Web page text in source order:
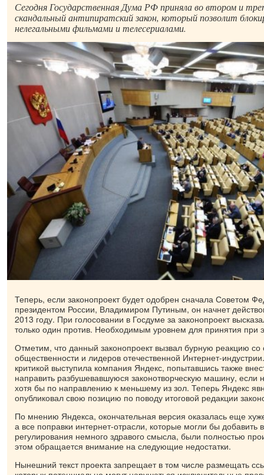
Сегодня Государственная Дума РФ приняла во втором и
скандальный антипиратский закон, который позволит
нелегальными фильмами и телесериалами.
Теперь, если законопроект будет одобрен сначала Советом
президентом России, Владимиром Путиным, он начнет
2013 году. При голосовании в Госдуме за законопроект
только один против. Необходимым уровнем для принятия при
Отметим, что данный законопроект вызвал бурную реакцию со
общественности и лидеров отечественной Интернет-
критикой выступила компания Яндекс, попытавшись также
направить разбушевавшуюся законотворческую машину, если
хотя бы по направлению к меньшему из зол. Теперь Яндекс
опубликовал свою позицию по поводу итоговой редакции
По мнению Яндекса, окончательная версия оказалась еще
а все поправки интернет-отрасли, которые могли бы добавить
регулирования немного здравого смысла, были полностью
этом обращается внимание на следующие недостатки.
Нынешний текст проекта запрещает в том числе размещать